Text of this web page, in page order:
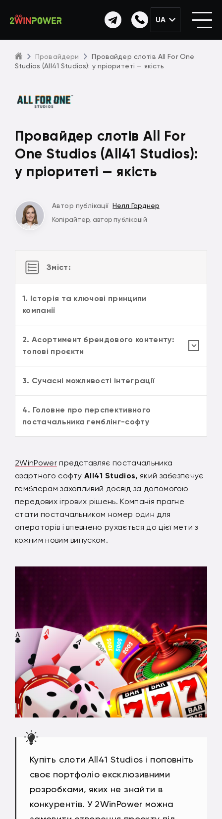
UA
Провайдери
Провайдер слотів All For One
Studios (All41 Studios): у пріоритеті — якість
Провайдер слотів All For
One Studios (All41 Studios):
у пріоритеті — якість
Автор публікації Нелл Гарднер
Копірайтер, автор публікацій
Зміст:
1. Історія та ключові принципи
компанії
2. Асортимент брендового контенту:
топові проєкти
3. Сучасні можливості інтеграції
4. Головне про перспективного
постачальника гемблінг-софту
2WinPowerпредставляє постачальника
азартного софтуAll41 Studios, який забезпечує
гемблерам захопливий досвід за допомогою
передових ігрових рішень. Компанія прагне
стати постачальником номер один для
операторів і впевнено рухається до цієї мети з
кожним новим випуском.
Купіть слоти All41 Studios і поповніть
своє портфоліо ексклюзивними
розробками, яких не знайти в
конкурентів. У 2WinPower можна